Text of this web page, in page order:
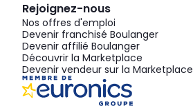
Rejoignez-nous
Nos offres d'emploi
Devenir franchisé Boulanger
Devenir affilié Boulanger
Découvrir la Marketplace
Devenir vendeur sur la Marketplace